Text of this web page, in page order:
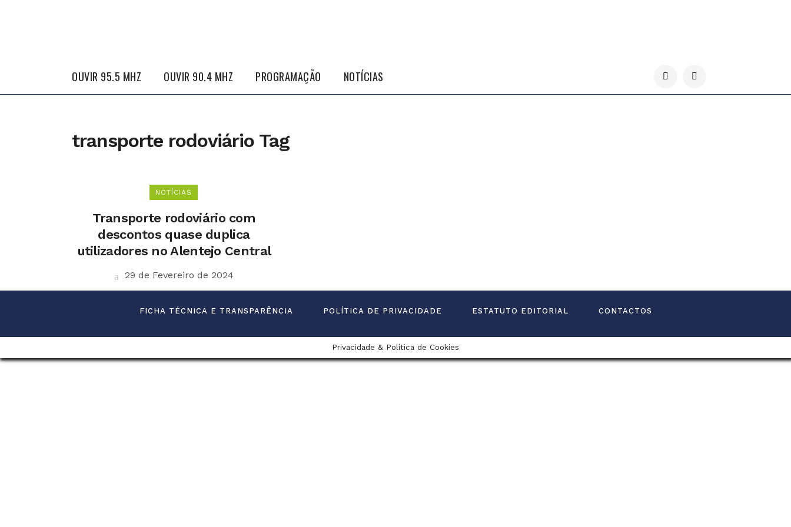
OUVIR 95.5 MHZ OUVIR 90.4 MHZ PROGRAMAÇÃO NOTÍCIAS
transporte rodoviário Tag
NOTÍCIAS
Transporte rodoviário com
descontos quase duplica
utilizadores no Alentejo Central
29 de Fevereiro de 2024
FICHA TÉCNICA E TRANSPARÊNCIA POLÍTICA DE PRIVACIDADE ESTATUTO EDITORIAL CONTACTOS
Privacidade & Política de Cookies